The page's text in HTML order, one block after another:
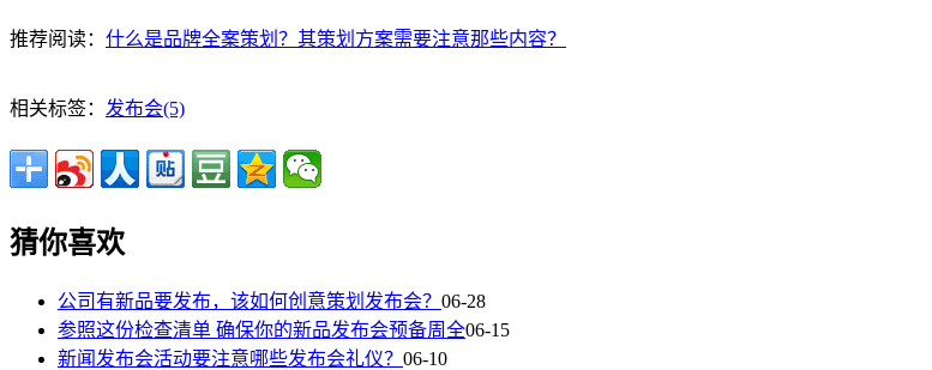
推荐阅读： 什么是品牌全案策划？其策划方案需要注意那些内容？
相关标签： 发布会(5)
猜你喜欢
公司有新品要发布，该如何创意策划发布会？ 06-28
参照这份检查清单 确保你的新品发布会预备周全06-15
新闻发布会活动要注意哪些发布会礼仪？ 06-10